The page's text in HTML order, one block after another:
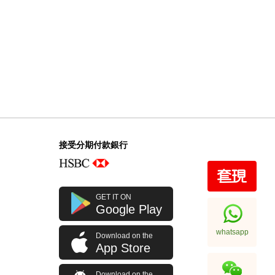
接受分期付款銀行
GET IT ON
Google Play
Download on the
App Store
whatsapp